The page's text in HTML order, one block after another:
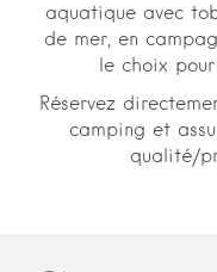
aquatique avec
de mer, en
le choix
Réservez
camping et
qualité/